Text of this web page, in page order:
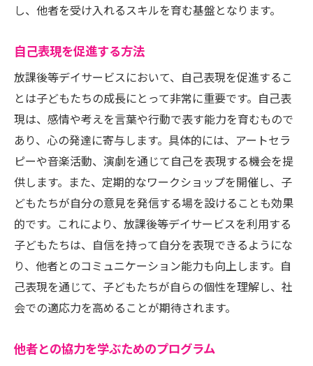
し、他者を受け入れるスキルを育む基盤となります。
自己表現を促進する方法
放課後等デイサービスにおいて、自己表現を促進するこ
とは子どもたちの成長にとって非常に重要です。自己表
現は、感情や考えを言葉や行動で表す能力を育むもので
あり、心の発達に寄与します。具体的には、アートセラ
ピーや音楽活動、演劇を通じて自己を表現する機会を提
供します。また、定期的なワークショップを開催し、子
どもたちが自分の意見を発信する場を設けることも効果
的です。これにより、放課後等デイサービスを利用する
子どもたちは、自信を持って自分を表現できるようにな
り、他者とのコミュニケーション能力も向上します。自
己表現を通じて、子どもたちが自らの個性を理解し、社
会での適応力を高めることが期待されます。
他者との協力を学ぶためのプログラム